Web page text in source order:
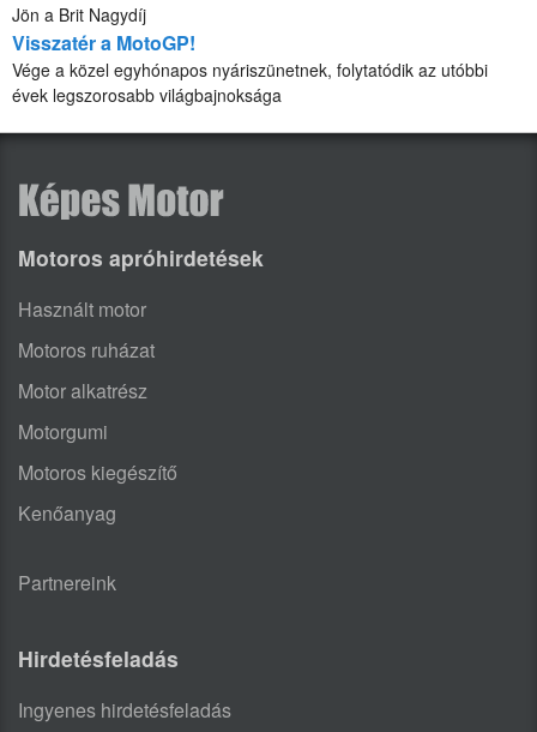
Jön a Brit Nagydíj
Visszatér a MotoGP!
Vége a közel egyhónapos nyáriszünetnek, folytatódik az utóbbi
évek legszorosabb világbajnoksága
Motoros apróhirdetések
Használt motor
Motoros ruházat
Motor alkatrész
Motorgumi
Motoros kiegészítő
Kenőanyag
Partnereink
Hirdetésfeladás
Ingyenes hirdetésfeladás